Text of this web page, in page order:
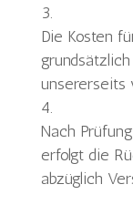
Die Kosten
unsererseits
Nach
erfolgt die
abzüglich